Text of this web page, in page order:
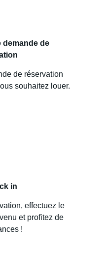
demande de
de réservation
souhaitez louer.
in
effectuez le
et profitez de
!